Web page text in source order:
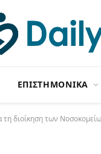
ΕΠΙΣΤΗΜΟΝΙΚΑ
τη διοίκηση των